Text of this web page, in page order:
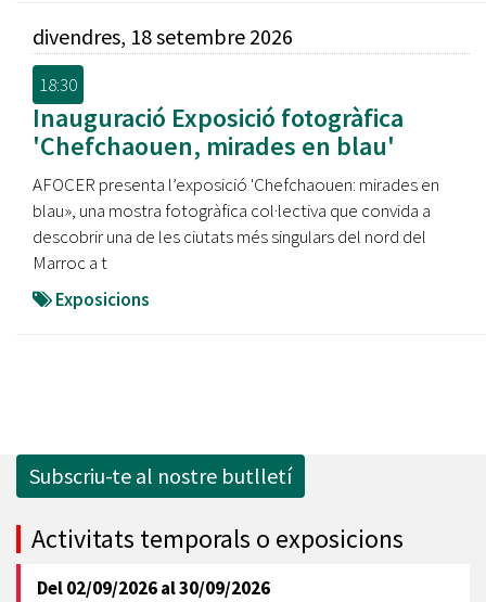
divendres, 18 setembre 2026
18:30
Inauguració Exposició fotogràfica
'Chefchaouen, mirades en blau'
AFOCER presenta l’exposició 'Chefchaouen: mirades en
blau», una mostra fotogràfica col·lectiva que convida a
descobrir una de les ciutats més singulars del nord del
Marroc a t
Exposicions
Subscriu-te al nostre butlletí
Activitats temporals o exposicions
Del02/09/2026al30/09/2026